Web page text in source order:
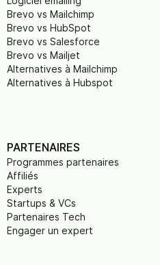
Brevo vs Mailchimp
Brevo vs HubSpot
Brevo vs Salesforce
Brevo vs Mailjet
Alternatives à Mailchimp
Alternatives à Hubspot
PARTENAIRES
Programmes partenaires
Affiliés
Experts
Startups & VCs
Partenaires Tech
Engager un expert